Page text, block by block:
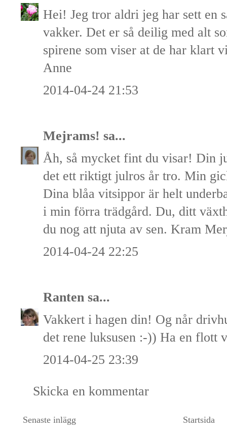
Hei! Jeg tror aldri jeg har sett en
vakker. Det er så deilig med alt
spirene som viser at de har klart
Anne
2014-04-24 21:53
Mejrams! sa...
Åh, så mycket fint du visar! Din
det ett riktigt julros år tro. Min
Dina blåa vitsippor är helt
i min förra trädgård. Du, ditt
du nog att njuta av sen. Kram
2014-04-24 22:25
Ranten sa...
Vakkert i hagen din! Og når
det rene luksusen :-)) Ha en flott
2014-04-25 23:39
Skicka en kommentar
Senaste inlägg Startsida